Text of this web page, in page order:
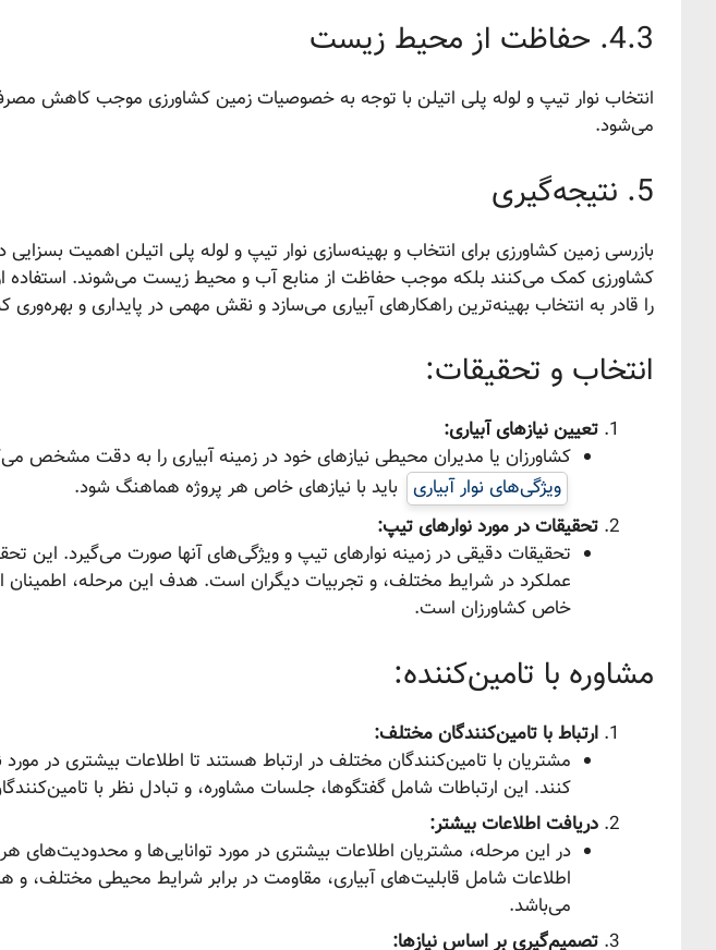
4.3. حفاظت از محیط زیست
انتخاب نوار تیپ و لوله پلی اتیلن با توجه به خصوصیات زمین کشاورزی موجب کاهش
می‌شود.
5. نتیجه‌گیری
بازرسی زمین کشاورزی برای انتخاب و بهینه‌سازی نوار تیپ و لوله پلی اتیلن اهمیت بسزایی
کشاورزی کمک می‌کنند بلکه موجب حفاظت از منابع آب و محیط زیست می‌شوند. استفاده از
را قادر به انتخاب بهینه‌ترین راهکارهای آبیاری می‌سازد و نقش مهمی در پایداری و بهره‌وری
انتخاب و تحقیقات:
تعیین نیازهای آبیاری:
کشاورزان یا مدیران محیطی نیازهای خود در زمینه آبیاری را به دقت مشخص
ویژگی‌های نوار آبیاری باید با نیازهای خاص هر پروژه هماهنگ شود.
تحقیقات در مورد نوارهای تیپ:
تحقیقات دقیقی در زمینه نوارهای تیپ و ویژگی‌های آنها صورت می‌گیرد. این
عملکرد در شرایط مختلف، و تجربیات دیگران است. هدف این مرحله، اطمینان از
خاص کشاورزان است.
مشاوره با تامین‌کننده:
ارتباط با تامین‌کنندگان مختلف:
مشتریان با تامین‌کنندگان مختلف در ارتباط هستند تا اطلاعات بیشتری در
کنند. این ارتباطات شامل گفتگوها، جلسات مشاوره، و تبادل نظر با
دریافت اطلاعات بیشتر:
در این مرحله، مشتریان اطلاعات بیشتری در مورد توانایی‌ها و محدودیت‌های
اطلاعات شامل قابلیت‌های آبیاری، مقاومت در برابر شرایط محیطی مختلف، و
می‌باشد.
تصمیم‌گیری بر اساس نیازها: